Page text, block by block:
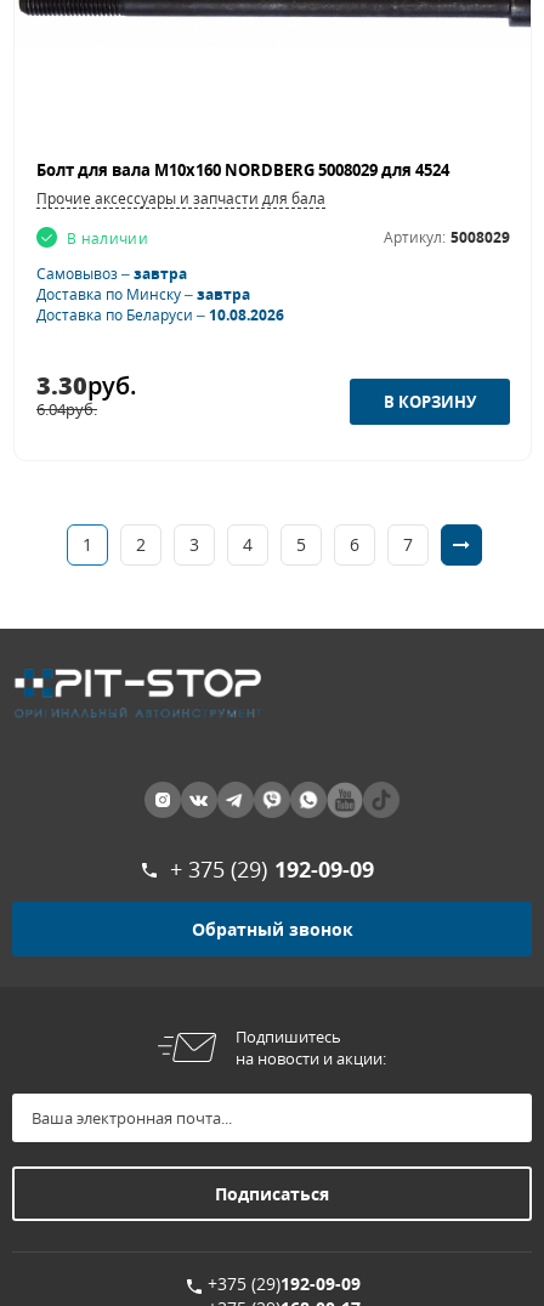
Болт для вала M10x160 NORDBERG 5008029 для 4524
Прочие аксессуары и запчасти для балансировочных станков
В наличии
Артикул: 5008029
Самовывоз –завтра
Доставка по Минску –завтра
Доставка по Беларуси –10.08.2026
3.30руб.
6.04руб.
1 2 3 4 5 6 7
+ 375 (29) 192-09-09
Обратный звонок
Подпишитесь
на новости и акции:
+375 (29)192-09-09